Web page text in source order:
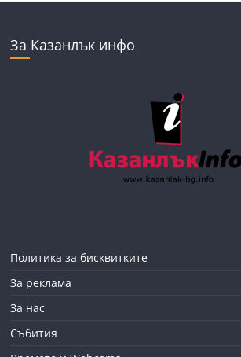
За Казанлък инфо
Политика за бисквитките
За реклама
За нас
Събития